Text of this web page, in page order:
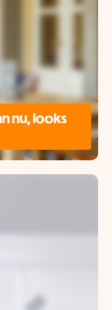
nu, looks